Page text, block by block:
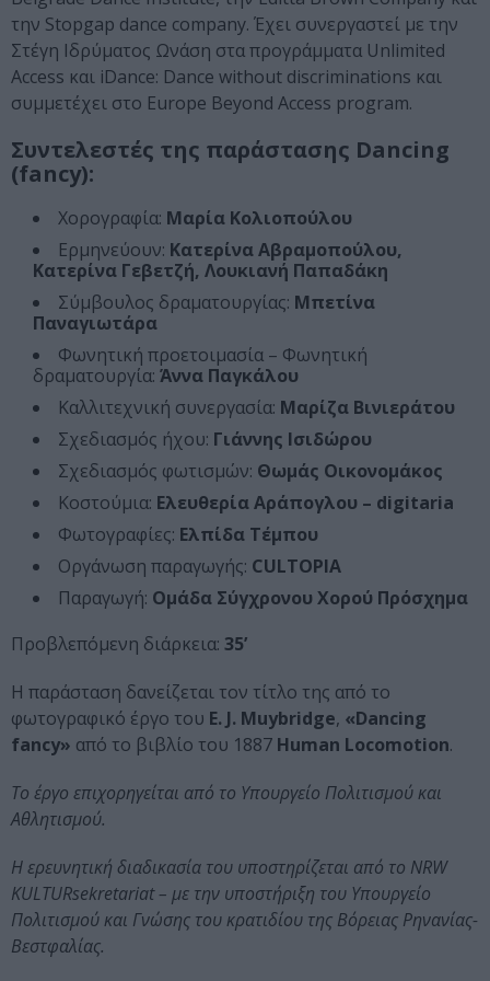
την Stopgap dance company. Έχει συνεργαστεί με την
Στέγη Ιδρύματος Ωνάση στα προγράμματα Unlimited
Access και iDance: Dance without discriminations και
συμμετέχει στο Europe Beyond Access program.
Συντελεστές της παράστασης Dancing
(fancy):
Χορογραφία: Μαρία Κολιοπούλου
Ερμηνεύουν: Κατερίνα Αβραμοπούλου,
Κατερίνα Γεβετζή, Λουκιανή Παπαδάκη
Σύμβουλος δραματουργίας: Μπετίνα
Παναγιωτάρα
Φωνητική προετοιμασία – Φωνητική
δραματουργία: Άννα Παγκάλου
Καλλιτεχνική συνεργασία: Μαρίζα Βινιεράτου
Σχεδιασμός ήχου: Γιάννης Ισιδώρου
Σχεδιασμός φωτισμών: Θωμάς Οικονομάκος
Κοστούμια: Ελευθερία Αράπογλου – digitaria
Φωτογραφίες: Ελπίδα Τέμπου
Οργάνωση παραγωγής: CULTOPIA
Παραγωγή: Ομάδα Σύγχρονου Χορού Πρόσχημα
Προβλεπόμενη διάρκεια: 35’
H παράσταση δανείζεται τον τίτλο της από το
φωτογραφικό έργο του E. J. Muybridge, «Dancing
fancy» από το βιβλίο του 1887 Human Locomotion.
Το έργο επιχορηγείται από το Υπουργείο Πολιτισμού και
Αθλητισμού.
Η ερευνητική διαδικασία του υποστηρίζεται από το NRW
KULTURsekretariat – με την υποστήριξη του Υπουργείο
Πολιτισμού και Γνώσης του κρατιδίου της Βόρειας Ρηνανίας-
Βεστφαλίας.